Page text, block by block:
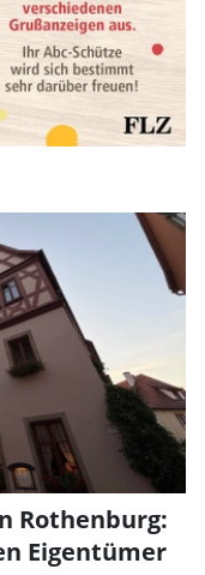
Rothenburg:
Eigentümer